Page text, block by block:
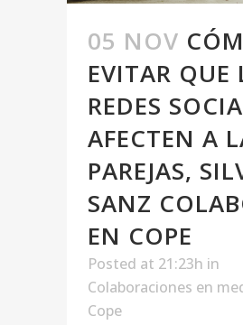
05 NOV
EVITAR QUE
REDES
AFECTEN A
PAREJAS,
SANZ
EN COPE
Posted at 21:23h in
Colaboraciones en
Cope